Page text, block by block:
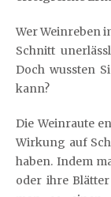
Wer Weinreben
Schnitt
Doch wussten
kann?
Die Weinraute
Wirkung auf
haben. Indem
oder ihre